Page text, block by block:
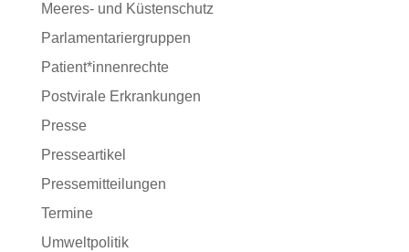
Meeres- und Küstenschutz
Parlamentariergruppen
Patient*innenrechte
Postvirale Erkrankungen
Presse
Presseartikel
Pressemitteilungen
Termine
Umweltpolitik